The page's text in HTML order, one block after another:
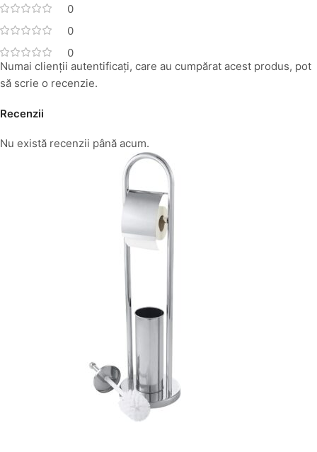
0
0
0
Recenzii
Nu există recenzii până acum.
Numai clienții autentificați, care au cumpărat acest produs, pot
să scrie o recenzie.